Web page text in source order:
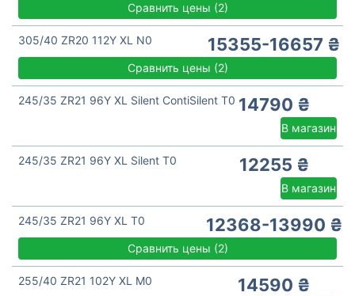
Сравнить цены (2)
305/40 ZR20 112Y XL N0 15355-16657 ₴
Сравнить цены (2)
245/35 ZR21 96Y XL Silent ContiSilent T0 14790 ₴
В магазин
245/35 ZR21 96Y XL Silent T0 12255 ₴
В магазин
245/35 ZR21 96Y XL T0 12368-13990 ₴
Сравнить цены (2)
255/40 ZR21 102Y XL M0 14590 ₴